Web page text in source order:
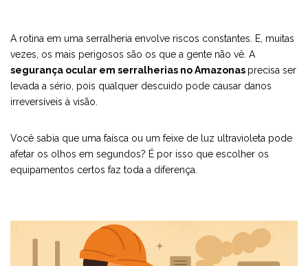
A rotina em uma serralheria envolve riscos constantes. E, muitas
vezes, os mais perigosos são os que a gente não vê. A
segurança ocular em serralherias no Amazonas precisa ser
levada a sério, pois qualquer descuido pode causar danos
irreversíveis à visão.
Você sabia que uma faísca ou um feixe de luz ultravioleta pode
afetar os olhos em segundos? É por isso que escolher os
equipamentos certos faz toda a diferença.